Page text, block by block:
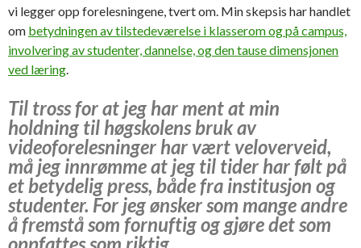
vi legger opp forelesningene, tvert om. Min skepsis har handlet
om betydningen av tilstedeværelse i klasserom og på campus,
involvering av studenter, dannelse, og den tause dimensjonen
ved læring.
Til tross for at jeg har ment at min
holdning til høgskolens bruk av
videoforelesninger har vært veloverveid,
må jeg innrømme at jeg til tider har følt på
et betydelig press, både fra institusjon og
studenter. For jeg ønsker som mange andre
å fremstå som fornuftig og gjøre det som